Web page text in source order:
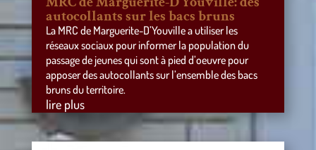
autocollants sur les bacs bruns
La MRC de Marguerite-D’Youville a utiliser les
réseaux sociaux pour informer la population du
passage de jeunes qui sont à pied d’oeuvre pour
apposer des autocollants sur l’ensemble des bacs
bruns du territoire.
lire plus